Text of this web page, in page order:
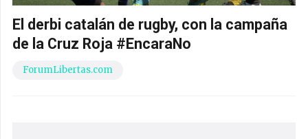
El derbi catalán de rugby, con la campaña
de la Cruz Roja #EncaraNo
ForumLibertas.com